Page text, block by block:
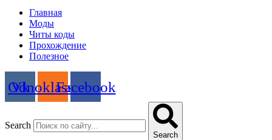
Главная
Моды
Читы коды
Прохождение
Полезное
Vk
Odnoklassniki
Facebook
Search
Search